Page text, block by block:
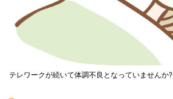
テレワークが続いて体調不良となっていませんか?